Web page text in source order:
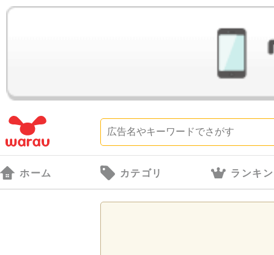
ホーム カテゴリ ランキ